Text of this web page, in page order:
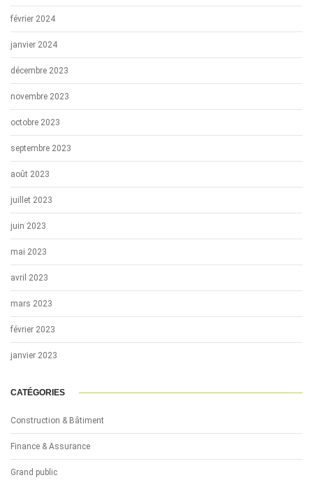
février 2024
janvier 2024
décembre 2023
novembre 2023
octobre 2023
septembre 2023
août 2023
juillet 2023
juin 2023
mai 2023
avril 2023
mars 2023
février 2023
janvier 2023
CATÉGORIES
Construction & Bâtiment
Finance & Assurance
Grand public